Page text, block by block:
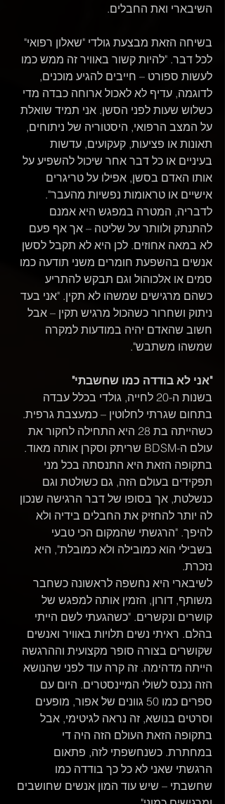
השיבארי ואת החבלים.
בשיחה הזאת מבצעת גולדי "שאלון רפואי"
לכל דבר. "להיות קשור באוויר זה ממש כמו
לעשות ספורט – חייבים להגיע מוכנים,
לדוגמה, עדיף לא לאכול ארוחה כבדה מדי
כשלוש שעות לפני הסשן. אני תמיד שואלת
על המצב הרפואי, היסטוריה של ניתוחים,
תאונות או פציעות, קעקועים, עדשות
בעיניים או כל דבר אחר שיכול להשפיע על
אותו האדם בסשן, אפילו על טריגרים
אישיים או טראומות נפשיות מהעבר".
לדבריה, המטרה במפגש היא אמנם
להתנתק ולוותר על שליטה – אך אף פעם
לא במאה אחוזים. לכן היא לא תקבל לסשן
אנשים בהשפעת חומרים משני תודעה כמו
סמים או אלכוהול וגם תבקש להתריע
כשהם מרגישים שמשהו לא תקין. "אני בעד
ניתוק ושחרור כשהכול מרגיש תקין – אבל
חשוב שהאדם יהיה במודעות למקרה
שמשהו משתבש".
"אני לא בודדה כמו שחשבתי"
בשנות ה-20 לחייה, גולדי בכלל עבדה
בתחום שגרתי לחלוטין – כמעצבת גרפית.
כשהייתה בת 28 היא התחילה לחקור את
עולם ה-BDSM שריתק וסקרן אותה מאוד.
בתקופה הזאת היא התנסתה בכל מני
תפקידים בעולם הזה, גם כשולטת וגם
כנשלטת, אך בסופו של דבר הרגישה שנכון
לה יותר להחזיק את החבלים בידיה ולא
להיפך. "הרגשתי שהמקום הכי טבעי
בשבילי הוא כמובילה ולא כמובלת", היא
נזכרת.
לשיבארי היא נחשפה לראשונה כשחבר
משותף, דורון, הזמין אותה למפגש של
קושרים ונקשרים. "כשהגעתי לשם הייתי
בהלם. ראיתי נשים תלויות באוויר ואנשים
שקושרים בצורה סופר מקצועית וההרגשה
הייתה מדהימה. זה קרה עוד לפני שהנושא
הזה נכנס לשולי המיינסטרים. היום עם
ספרים כמו 50 גוונים של אפור, מופעים
וסרטים בנושא, זה נראה לגיטימי, אבל
בתקופה הזאת העולם הזה היה די
במחתרת. כשנחשפתי לזה, פתאום
הרגשתי שאני לא כל כך בודדה כמו
שחשבתי – שיש עוד המון אנשים שחושבים